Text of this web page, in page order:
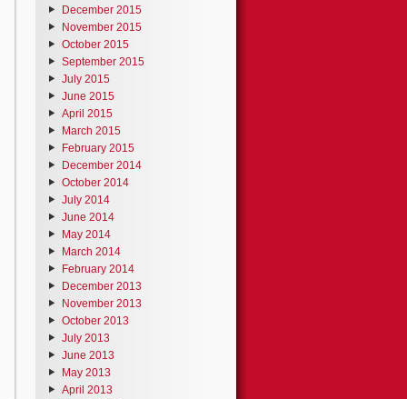
December 2015
November 2015
October 2015
September 2015
July 2015
June 2015
April 2015
March 2015
February 2015
December 2014
October 2014
July 2014
June 2014
May 2014
March 2014
February 2014
December 2013
November 2013
October 2013
July 2013
June 2013
May 2013
April 2013